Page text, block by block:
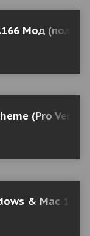
Мод
(Pro
& Mac 1.6